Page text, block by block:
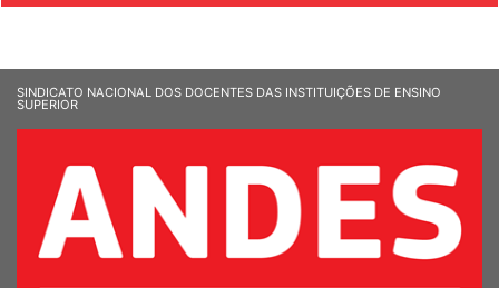
SINDICATO NACIONAL DOS DOCENTES DAS INSTITUIÇÕES DE ENSINO
SUPERIOR